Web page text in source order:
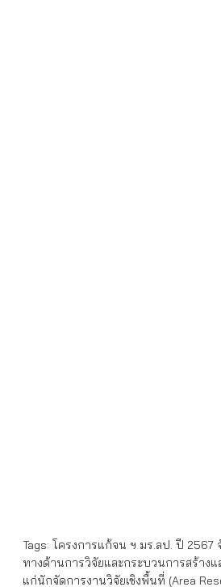
Tags: โครงการแก้จน ฯ มร.ลป. ปี
ทางด้านการวิจัยและกระบวนการสร้าง
แก่นักจัดการงานวิจัยเชิงพื้นที่ (Area